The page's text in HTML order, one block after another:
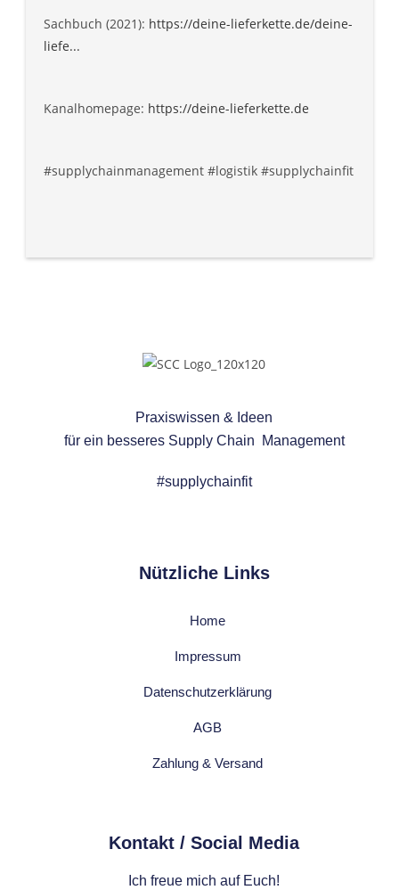
Sachbuch (2021): https://deine-lieferkette.de/deine-
liefe...
Kanalhomepage: https://deine-lieferkette.de
#supplychainmanagement #logistik #supplychainfit
Praxiswissen & Ideen
für ein besseres Supply Chain Management
#supplychainfit
Nützliche Links
Home
Impressum
Datenschutzerklärung
AGB
Zahlung & Versand
Kontakt / Social Media​
Ich freue mich auf Euch!